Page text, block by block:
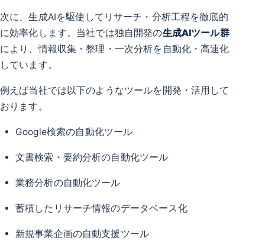
次に、生成AIを駆使してリサーチ・分析工程を徹底的
に効率化します。当社では独自開発の生成AIツール群
により、情報収集・整理・一次分析を自動化・高速化
しています。
例えば当社では以下のようなツールを開発・活用して
おります。
Google検索の自動化ツール
文書検索・要約分析の自動化ツール
業務分析の自動化ツール
蓄積したリサーチ情報のデータベース化
新規事業企画の自動支援ツール